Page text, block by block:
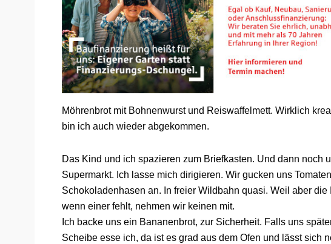
Möhrenbrot mit Bohnenwurst und Reiswaffelmett. Wirklich
bin ich auch wieder abgekommen.
Das Kind und ich spazieren zum Briefkasten. Und dann noch
Supermarkt. Ich lasse mich dirigieren. Wir gucken uns
Schokoladenhasen an. In freier Wildbahn quasi. Weil aber
wenn einer fehlt, nehmen wir keinen mit.
Ich backe uns ein Bananenbrot, zur Sicherheit. Falls uns
Scheibe esse ich, da ist es grad aus dem Ofen und lässt sich